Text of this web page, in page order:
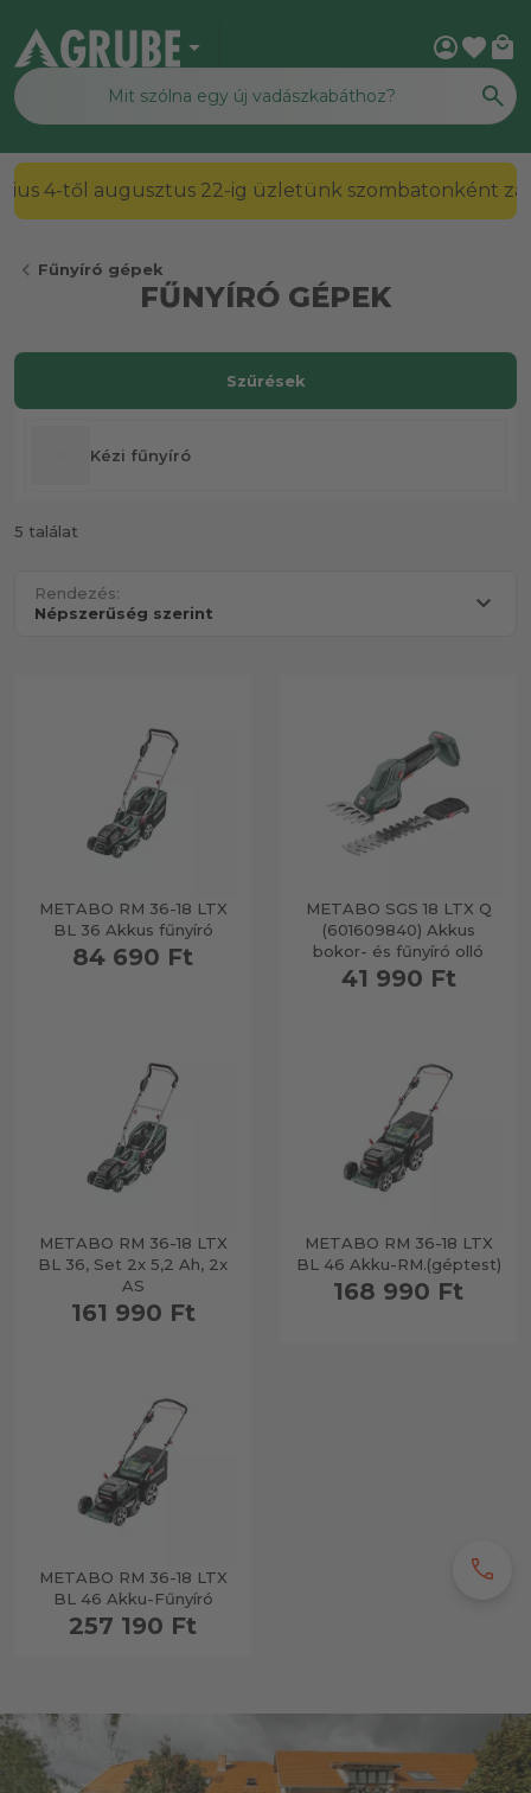
arrow_drop_down account_circlefavorite local_mall
4-től augusztus 22-ig üzletünk szombatonként
chevron_left Fűnyíró gépek
FŰNYÍRÓ GÉPEK
Kézi fűnyíró
5 találat
Rendezés:
METABO RM 36-18 LTX
BL 36 Akkus fűnyíró
84 690 Ft
METABO SGS 18 LTX Q
(601609840) Akkus
bokor- és fűnyíró olló
41 990 Ft
METABO RM 36-18 LTX
BL 36, Set 2x 5,2 Ah, 2x
AS
161 990 Ft
METABO RM 36-18 LTX
BL 46 Akku-RM.(géptest)
168 990 Ft
METABO RM 36-18 LTX
BL 46 Akku-Fűnyíró
257 190 Ft
Szűrések
call